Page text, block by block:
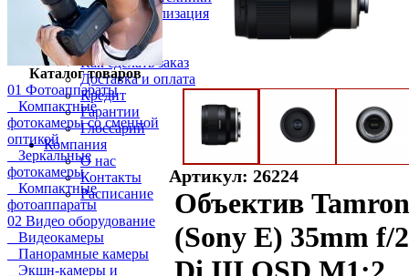
Выкуп и реализация
Покупателям
Акции
Как сделать заказ
Доставка и оплата
Кредит
Гарантии
Глоссарий
Компания
О нас
Контакты
Расписание
Каталог товаров
01 Фотоаппараты
Компактные
фотокамеры со сменной
оптикой
Зеркальные
фотокамеры
Компактные
фотоаппараты
02 Видео оборудование
Видеокамеры
Панорамные камеры
Экшн-камеры и
Артикул: 26224
Объектив
(Sony E) 35mm f/